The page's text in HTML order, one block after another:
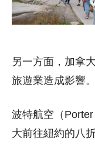
另一方面，加拿
旅遊業造成影響。
波特航空（
大前往紐約的八